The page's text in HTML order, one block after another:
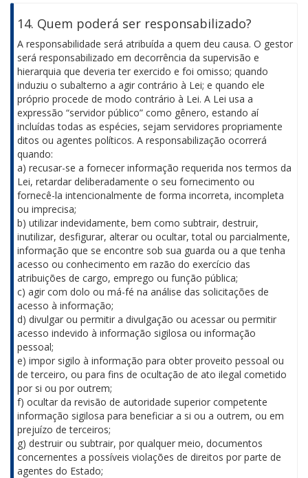
14. Quem poderá ser responsabilizado?
A responsabilidade será atribuída a quem deu causa. O gestor
será responsabilizado em decorrência da supervisão e
hierarquia que deveria ter exercido e foi omisso; quando
induziu o subalterno a agir contrário à Lei; e quando ele
próprio procede de modo contrário à Lei. A Lei usa a
expressão “servidor público” como gênero, estando aí
incluídas todas as espécies, sejam servidores propriamente
ditos ou agentes políticos. A responsabilização ocorrerá
quando:
a) recusar-se a fornecer informação requerida nos termos da
Lei, retardar deliberadamente o seu fornecimento ou
fornecê-la intencionalmente de forma incorreta, incompleta
ou imprecisa;
b) utilizar indevidamente, bem como subtrair, destruir,
inutilizar, desfigurar, alterar ou ocultar, total ou parcialmente,
informação que se encontre sob sua guarda ou a que tenha
acesso ou conhecimento em razão do exercício das
atribuições de cargo, emprego ou função pública;
c) agir com dolo ou má-fé na análise das solicitações de
acesso à informação;
d) divulgar ou permitir a divulgação ou acessar ou permitir
acesso indevido à informação sigilosa ou informação
pessoal;
e) impor sigilo à informação para obter proveito pessoal ou
de terceiro, ou para fins de ocultação de ato ilegal cometido
por si ou por outrem;
f) ocultar da revisão de autoridade superior competente
informação sigilosa para beneficiar a si ou a outrem, ou em
prejuízo de terceiros;
g) destruir ou subtrair, por qualquer meio, documentos
concernentes a possíveis violações de direitos por parte de
agentes do Estado;